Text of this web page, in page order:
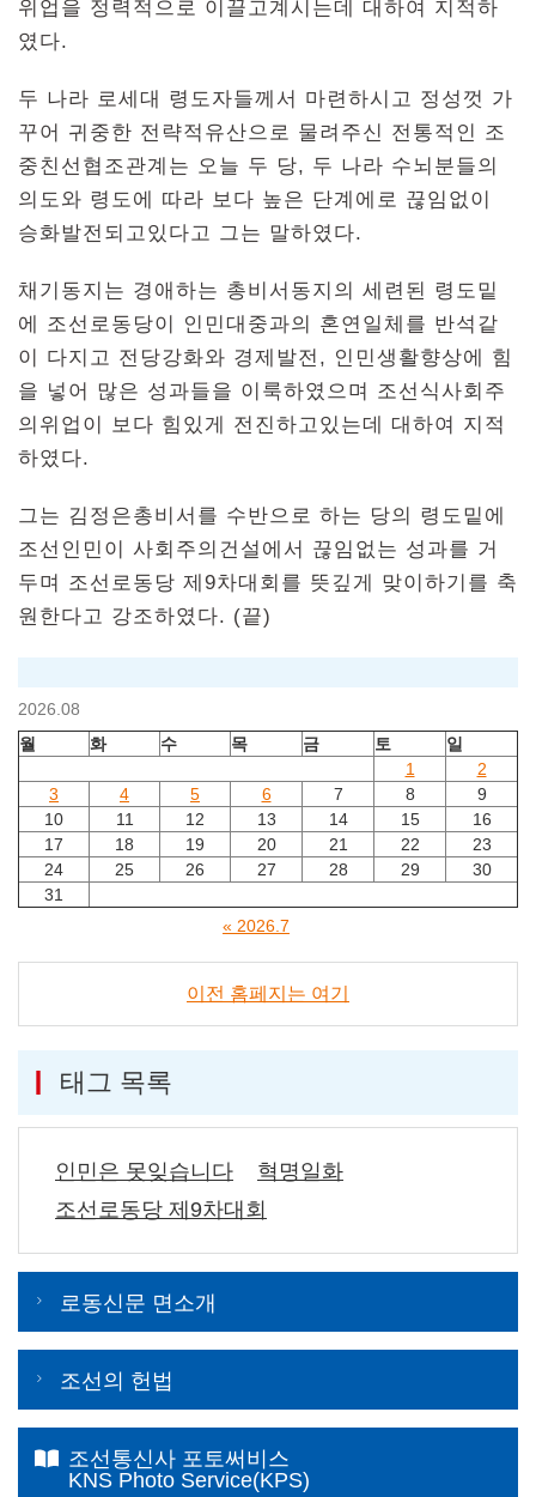
위업을 정력적으로 이끌고계시는데 대하여 지적하
였다.
두 나라 로세대 령도자들께서 마련하시고 정성껏 가
꾸어 귀중한 전략적유산으로 물려주신 전통적인 조
중친선협조관계는 오늘 두 당, 두 나라 수뇌분들의
의도와 령도에 따라 보다 높은 단계에로 끊임없이
승화발전되고있다고 그는 말하였다.
채기동지는 경애하는 총비서동지의 세련된 령도밑
에 조선로동당이 인민대중과의 혼연일체를 반석같
이 다지고 전당강화와 경제발전, 인민생활향상에 힘
을 넣어 많은 성과들을 이룩하였으며 조선식사회주
의위업이 보다 힘있게 전진하고있는데 대하여 지적
하였다.
그는 김정은총비서를 수반으로 하는 당의 령도밑에
조선인민이 사회주의건설에서 끊임없는 성과를 거
두며 조선로동당 제9차대회를 뜻깊게 맞이하기를 축
원한다고 강조하였다. (끝)
2026.08
월
화 수 목 금 토
일
1
2
3
4 5 6 7 8
9
10
11 12 13 14 15
16
17
18 19 20 21 22
23
24
25 26 27 28 29
30
31
« 2026.7
이전 홈페지는 여기
태그 목록
인민은 못잊습니다
혁명일화
조선로동당 제9차대회
로동신문 면소개
조선의 헌법
조선통신사 포토써비스
KNS Photo Service(KPS)